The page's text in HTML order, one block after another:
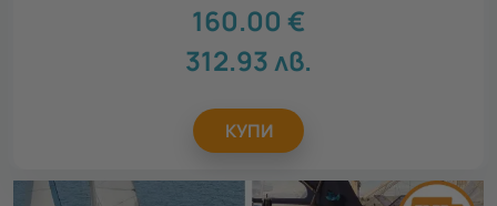
160.00 €
312.93лв.
КУПИ